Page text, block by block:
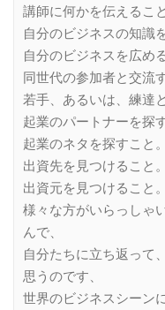
講師に何かを伝えること
自分のビジネスの知識
自分のビジネスを広め
同世代の参加者と交流
若手、あるいは、練達
起業のパートナーを探
起業のネタを探すこと。
出資先を見つけること。
出資元を見つけること。
様々な方がいらっしゃ
んで、
自分たちに立ち返って
思うのです、
世界のビジネスシーン